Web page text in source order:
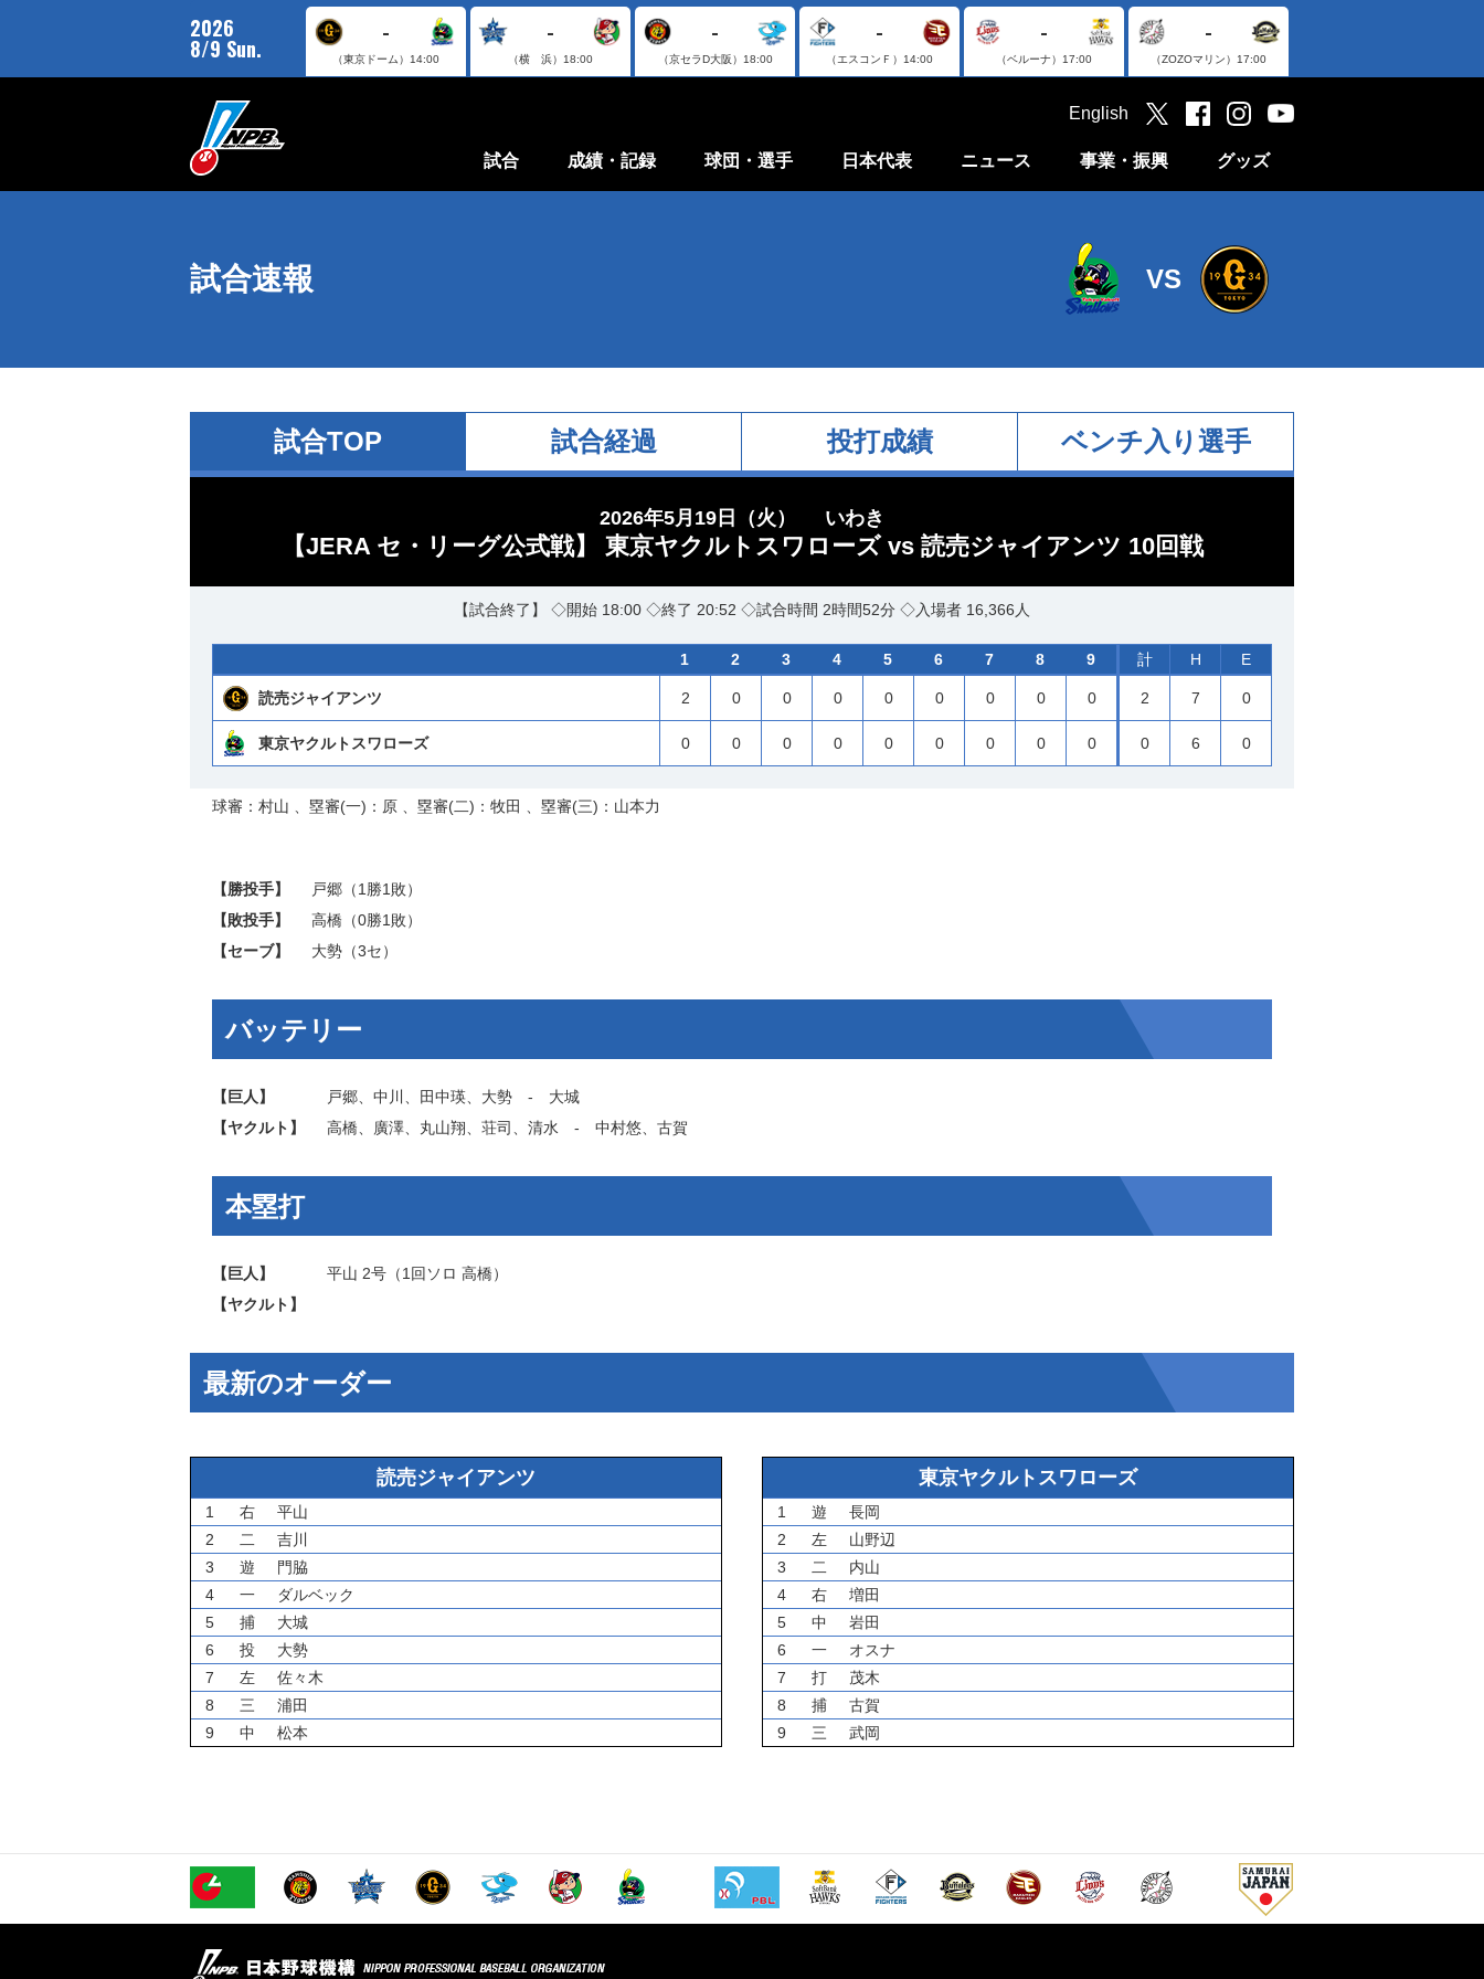
2026
8/9 Sun.
-
（東京ドーム） 14:00
-
（横 浜） 18:00
-
（京セラD大阪） 18:00
-
（エスコンＦ） 14:00
-
（ベルーナ） 17:00
-
（ZOZOマリン） 17:00
試合 成績・記録 球団・選手 日本代表 ニュース 事業・振興 グッズ
English
試合速報 VS
試合TOP 試合経過 投打成績 ベンチ入り選手
2026年5月19日（火） いわき
【JERA セ・リーグ公式戦】 東京ヤクルトスワローズ vs 読売ジャイアンツ 10回戦
【試合終了】 ◇開始 18:00 ◇終了 20:52 ◇試合時間 2時間52分 ◇入場者 16,366人
1 2 3 4 5 6 7 8 9 計 H E
読売ジャイアンツ 2 0 0 0 0 0 0 0 0 2 7 0
東京ヤクルトスワローズ 0 0 0 0 0 0 0 0 0 0 6 0
球審：村山 、塁審(一)：原 、塁審(二)：牧田 、塁審(三)：山本力
【勝投手】 戸郷 （1勝1敗）
【敗投手】
高橋 （0勝1敗）
【セーブ】
大勢 （3セ）
バッテリー
【巨人】 戸郷 中川 田中瑛 大勢 ‐ 大城
【ヤクルト】
高橋 廣澤 丸山翔 荘司 清水 ‐ 中村悠 古賀
本塁打
【巨人】 平山 2号（1回ソロ 高橋）
【ヤクルト】
最新のオーダー
読売ジャイアンツ
1 右
平山
2
二
吉川
3
遊
門脇
4
一
ダルベック
5
捕
大城
6
投
大勢
7
左
佐々木
8
三
浦田
9
中 松本
東京ヤクルトスワローズ
1 遊
長岡
2
左
山野辺
3
二
内山
4
右
増田
5
中
岩田
6
一
オスナ
7
打
茂木
8
捕
古賀
9
三 武岡